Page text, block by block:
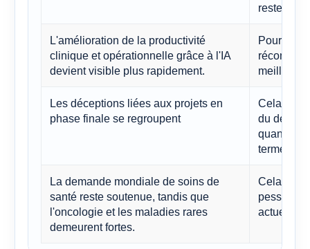
reste
L'amélioration de la productivité
clinique et opérationnelle grâce à l'IA
devient visible plus rapidement.
Pourrait
meilleure
Les déceptions liées aux projets en
phase finale se regroupent
Cela
du
quant à la
terme.
La demande mondiale de soins de
santé reste soutenue, tandis que
l'oncologie et les maladies rares
demeurent fortes.
Cela
actuelles